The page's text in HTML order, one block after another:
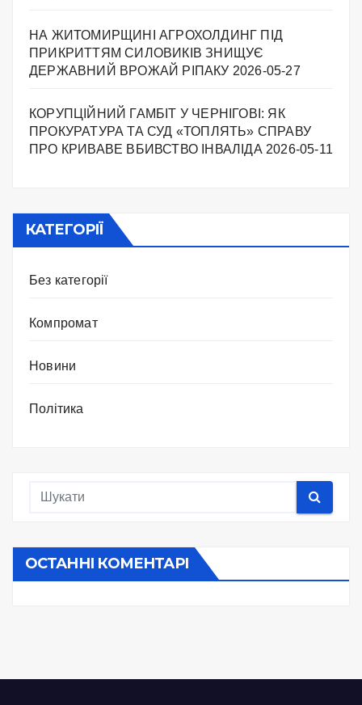
НА ЖИТОМИРЩИНІ АГРОХОЛДИНГ ПІД
ПРИКРИТТЯМ СИЛОВИКІВ ЗНИЩУЄ
ДЕРЖАВНИЙ ВРОЖАЙ РІПАКУ ​ 2026-05-27
КОРУПЦІЙНИЙ ГАМБІТ У ЧЕРНІГОВІ: ЯК
ПРОКУРАТУРА ТА СУД «ТОПЛЯТЬ» СПРАВУ
ПРО КРИВАВЕ ВБИВСТВО ІНВАЛІДА 2026-05-11
КАТЕГОРІЇ
Без категорії
Компромат
Новини
Політика
ОСТАННІ КОМЕНТАРІ